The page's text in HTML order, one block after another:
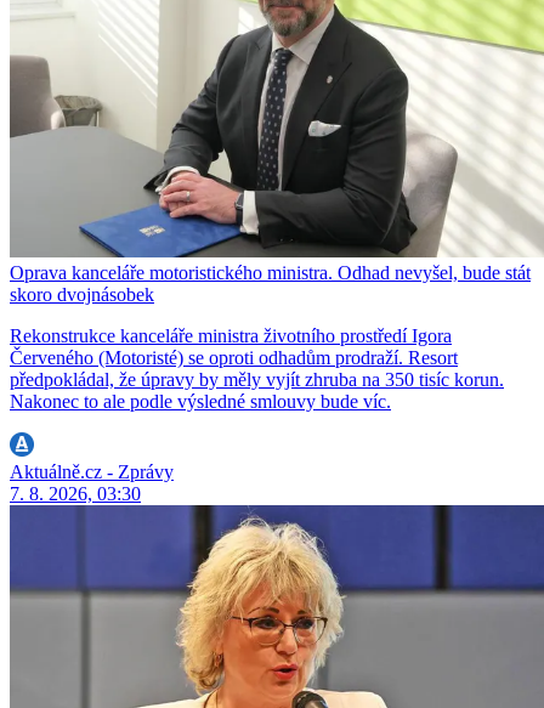
Oprava kanceláře motoristického ministra. Odhad nevyšel, bude stát
skoro dvojnásobek
Rekonstrukce kanceláře ministra životního prostředí Igora
Červeného (Motoristé) se oproti odhadům prodraží. Resort
předpokládal, že úpravy by měly vyjít zhruba na 350 tisíc korun.
Nakonec to ale podle výsledné smlouvy bude víc.
Aktuálně.cz - Zprávy
7. 8. 2026, 03:30